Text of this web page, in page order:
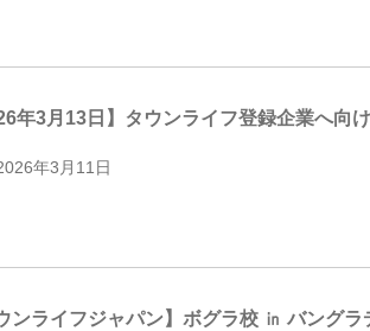
年3月13日】タウンライフ登録企業へ向
年3月11日
ンライフジャパン】ボグラ校 ㏌ バング